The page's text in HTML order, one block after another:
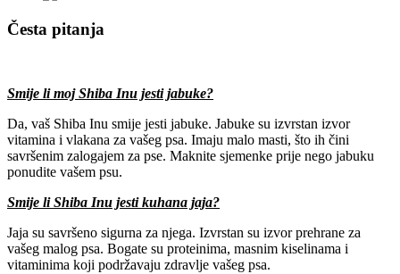
Česta pitanja
Smije li moj Shiba Inu jesti jabuke?
Da, vaš Shiba Inu smije jesti jabuke. Jabuke su izvrstan izvor
vitamina i vlakana za vašeg psa. Imaju malo masti, što ih čini
savršenim zalogajem za pse. Maknite sjemenke prije nego jabuku
ponudite vašem psu.
Smije li Shiba Inu jesti kuhana jaja?
Jaja su savršeno sigurna za njega. Izvrstan su izvor prehrane za
vašeg malog psa. Bogate su proteinima, masnim kiselinama i
vitaminima koji podržavaju zdravlje vašeg psa.